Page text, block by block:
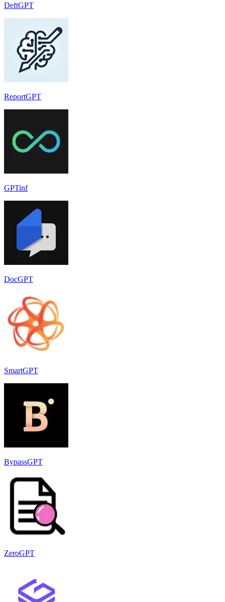
DeftGPT
ReportGPT
GPTinf
DocGPT
SmartGPT
BypassGPT
ZeroGPT